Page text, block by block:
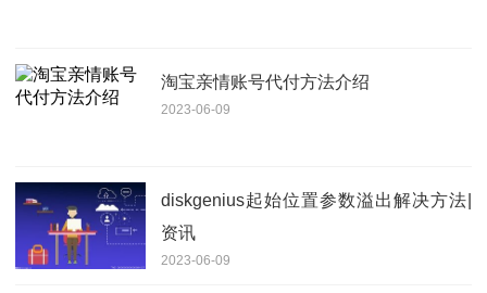
淘宝亲情账号代付方法介绍
2023-06-09
diskgenius起始位置参数溢出解决方法|
资讯
2023-06-09